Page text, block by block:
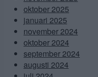
oktober 2025
januari 2025
november 2024
oktober 2024
september 2024
augusti 2024